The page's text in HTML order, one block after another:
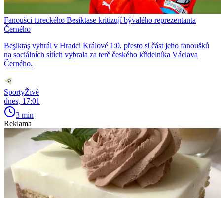
Fanoušci tureckého Besiktase kritizují bývalého reprezentanta
Černého
Beşiktaş vyhrál v Hradci Králové 1:0, přesto si část jeho fanoušků
na sociálních sítích vybrala za terč českého křídelníka Václava
Černého.
SportyŽivě
dnes, 17:01
3 min
Reklama